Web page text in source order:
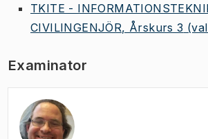
TKITE -
CIVILINGENJÖR, Årskurs 3
Examinator